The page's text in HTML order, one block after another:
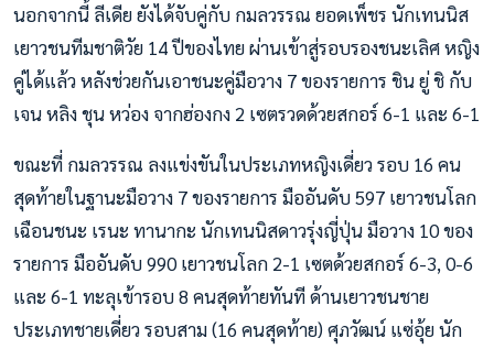
นอกจากนี้ ลีเดีย ยังได้จับคู่กับ กมลวรรณ ยอดเพ็ชร นักเทนนิส
เยาวชนทีมชาติวัย 14 ปีของไทย ผ่านเข้าสู่รอบรองชนะเลิศ หญิง
คู่ได้แล้ว หลังช่วยกันเอาชนะคู่มือวาง 7 ของรายการ ชิน ยู่ ชิ กับ
เจน หลิง ชุน หว่อง จากฮ่องกง 2 เซตรวดด้วยสกอร์ 6-1 และ 6-1
ขณะที่ กมลวรรณ ลงแข่งขันในประเภทหญิงเดี่ยว รอบ 16 คน
สุดท้ายในฐานะมือวาง 7 ของรายการ มืออันดับ 597 เยาวชนโลก
เฉือนชนะ เรนะ ทานากะ นักเทนนิสดาวรุ่งญี่ปุ่น มือวาง 10 ของ
รายการ มืออันดับ 990 เยาวชนโลก 2-1 เซตด้วยสกอร์ 6-3, 0-6
และ 6-1 ทะลุเข้ารอบ 8 คนสุดท้ายทันที ด้านเยาวชนชาย
ประเภทชายเดี่ยว รอบสาม (16 คนสุดท้าย) ศุภวัฒน์ แซ่อุ้ย นัก